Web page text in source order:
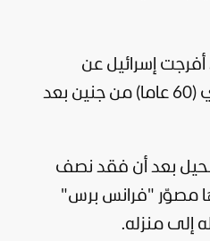
أفرجت إسرائيل عن
الصحفي علي السمودي (60 عاما) من جنين بعد
بعد أن فقد نصف
مصوّر "فرانس برس"
إلى منزله.